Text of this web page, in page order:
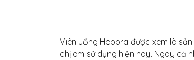
Viên uống Hebora được xem là
chị em sử dụng hiện nay. Ngay cả